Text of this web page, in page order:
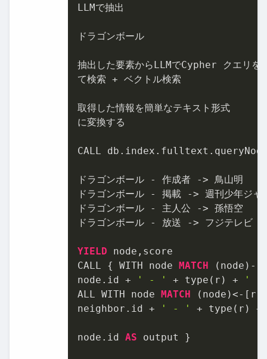
LLMで抽出
ドラゴンボール
抽出した要素からLLMでCypher クエリを
て検索 + ベクトル検索
取得した情報を簡単なテキスト形式
に変換する
CALL
ドラゴンボール - 作成者 -> 鳥山明
ドラゴンボール - 掲載 -> 週刊少年ジャ
ドラゴンボール - 主人公 -> 孫悟空
ドラゴンボール - 放送 -> フジテレビ
YIELD node,score
CALL { WITH node
MATCH
(node)-
node.id +
' - ' + type(r) +
' -
ALL WITH node
MATCH
(node)<-
neighbor.id +
' - ' + type(r)
node.id AS output }